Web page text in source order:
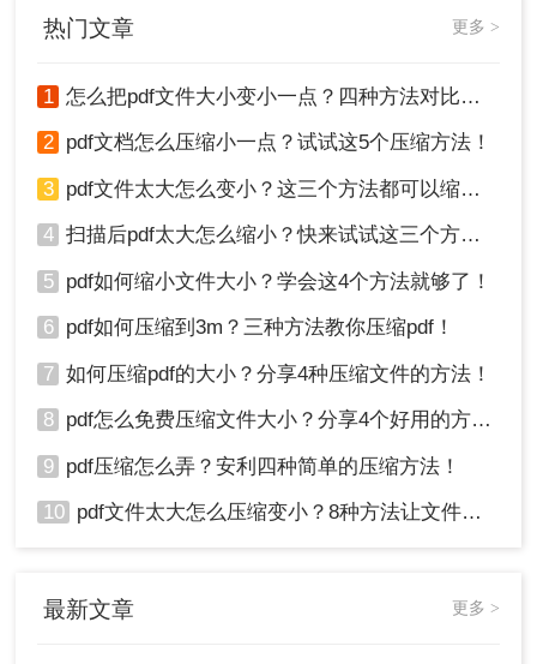
热门文章 更多 >
1 怎么把pdf文件大小变小一点？四种方法对比，一看就懂！
2 pdf文档怎么压缩小一点？试试这5个压缩方法！
3 pdf文件太大怎么变小？这三个方法都可以缩小！
4 扫描后pdf太大怎么缩小？快来试试这三个方法！
5 pdf如何缩小文件大小？学会这4个方法就够了！
6 pdf如何压缩到3m？三种方法教你压缩pdf！
7 如何压缩pdf的大小？分享4种压缩文件的方法！
8 pdf怎么免费压缩文件大小？分享4个好用的方法，简单又快捷！
9 pdf压缩怎么弄？安利四种简单的压缩方法！
10 pdf文件太大怎么压缩变小？8种方法让文件轻松"瘦身"！
最新文章 更多 >